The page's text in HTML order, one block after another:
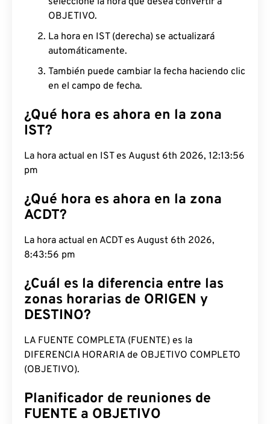
OBJETIVO.
La hora en IST (derecha) se actualizará
automáticamente.
También puede cambiar la fecha haciendo clic
en el campo de fecha.
¿Qué hora es ahora en la zona
IST?
La hora actual en IST es August 6th 2026, 12:13:57
pm
¿Qué hora es ahora en la zona
ACDT?
La hora actual en ACDT es August 6th 2026,
8:43:57 pm
¿Cuál es la diferencia entre las
zonas horarias de ORIGEN y
DESTINO?
LA FUENTE COMPLETA (FUENTE) es la
DIFERENCIA HORARIA de OBJETIVO COMPLETO
(OBJETIVO).
Planificador de reuniones de
FUENTE a OBJETIVO